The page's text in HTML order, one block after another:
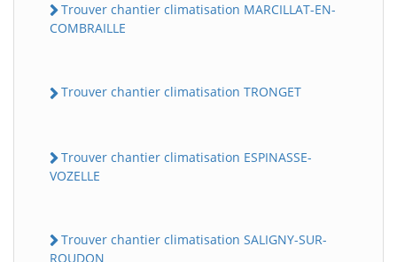
Trouver chantier climatisation MARCILLAT-EN-
COMBRAILLE
Trouver chantier climatisation TRONGET
Trouver chantier climatisation ESPINASSE-
VOZELLE
Trouver chantier climatisation SALIGNY-SUR-
ROUDON